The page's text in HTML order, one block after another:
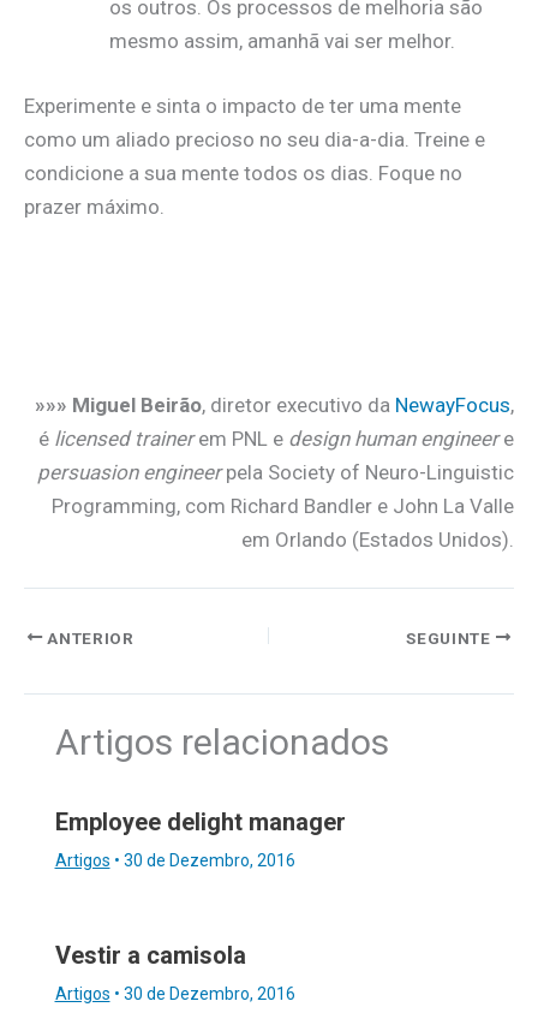
os outros. Os processos de melhoria são
mesmo assim, amanhã vai ser melhor.
Experimente e sinta o impacto de ter uma mente
como um aliado precioso no seu dia-a-dia. Treine e
condicione a sua mente todos os dias. Foque no
prazer máximo.
»»» Miguel Beirão, diretor executivo da NewayFocus,
é licensed trainerem PNL e design human engineere
persuasion engineerpela Society of Neuro-Linguistic
Programming, com Richard Bandler e John La Valle
em Orlando (Estados Unidos).
ANTERIOR SEGUINTE
Artigos relacionados
Employee delight manager
Artigos • 30 de Dezembro, 2016
Vestir a camisola
Artigos • 30 de Dezembro, 2016